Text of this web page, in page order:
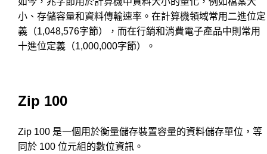
小、存儲容量和資料傳輸速率。在計算機領域常用二進位定
義（1,048,576字節），而在行銷和消費電子產品中則常用
十進位定義（1,000,000字節）。
Zip 100
Zip 100 是一個用於衡量儲存裝置容量的資料儲存單位，等
同於 100 位元組的數位資訊。